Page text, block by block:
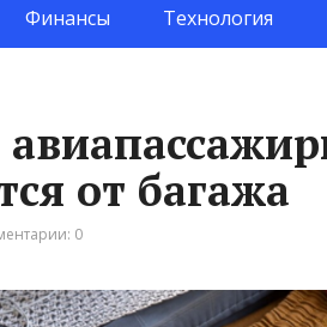
Финансы Технология
от багажа
0